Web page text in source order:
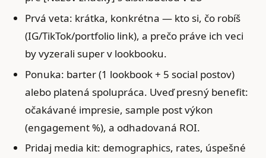
Prvá veta: krátka, konkrétna — kto si, čo robíš
(IG/TikTok/portfolio link), a prečo práve ich veci
by vyzerali super v lookbooku.
Ponuka: barter (1 lookbook + 5 social postov)
alebo platená spolupráca. Uveď presný benefit:
očakávané impresie, sample post výkon
(engagement %), a odhadovaná ROI.
Pridaj media kit: demographics, rates, úspešné